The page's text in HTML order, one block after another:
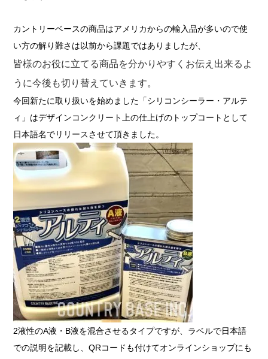
カントリーベースの商品はアメリカからの輸入品が多いので使
い方の解り難さは以前から課題ではありましたが、
皆様のお役に立てる商品を分かりやすくお伝え出来るよ
うに今後も切り替えていきます。
今回新たに取り扱いを始めました「シリコンシーラー・アルテ
ィ」はデザインコンクリート上の仕上げのトップコートとして
日本語名でリリースさせて頂きました。
2液性のA液・B液を混合させるタイプですが、ラベルで日本語
での説明を記載し、QRコードも付けてオンラインショップにも